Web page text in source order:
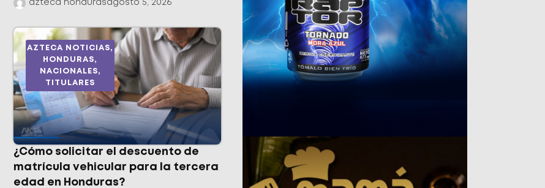
azteca hondurasagosto 5, 2026
AZTECA NOTICIAS,
HONDURAS,
NACIONALES,
TITULARES
¿Cómo solicitar el descuento de
matrícula vehicular para la tercera
edad en Honduras?